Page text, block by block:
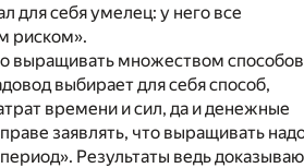
для себя умелец: у него все
риском».
выращивать множеством
выбирает для себя способ,
времени и сил, да и денежные
заявлять, что выращивать
Результаты ведь